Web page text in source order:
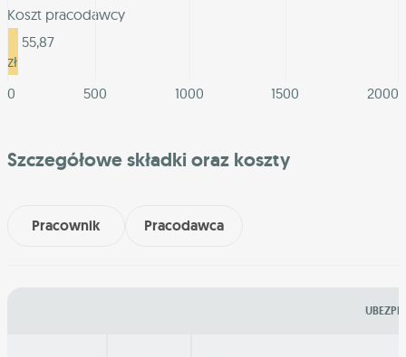
Koszt pracodawcy
55,87
zł
0
500 1000 1500 2000
Szczegółowe składki oraz koszty
Pracownik Pracodawca